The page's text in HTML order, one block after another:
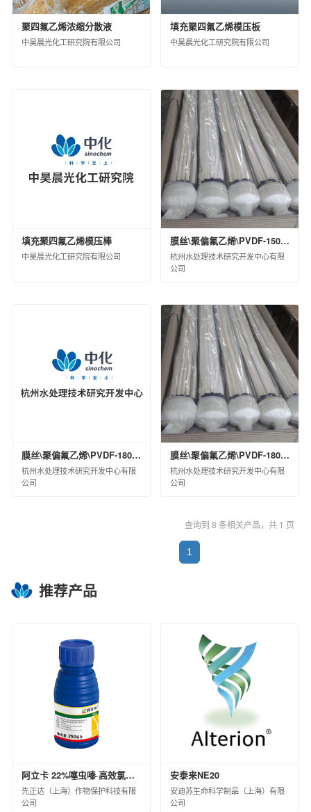
德州实华泰安分公司
昊华宇航化工有限责任公司
黑龙江昊华化工有限公司
中国蓝星哈尔滨石化有限公司
海洋化工研究院有限公司
西南化工研究设计院有限公司
锦西化工研究院有限公司
中国化工集团曙光橡胶工业研究设计院有限
山纳合成橡胶有限责任公司
广西蓝星大华化工有限责任公司
北京市碳纤维工程技术研究中心
兰州蓝星纤维有限公司
中国化工株洲橡胶研究设计院有限公司
沈阳橡胶研究设计院有限公司
中昊（大连）化工研究设计院有限公司
广州合成材料研究院有限公司
昊华骏化集团有限公司
中化塑料有限公司
中蓝国际化工有限公司
淮安骏盛新能源科技有限公司
中化医药有限公司
中化石化销售有限公司
中化石油销售有限公司
中昊黑元化工研究设计院有限公司
安道麦（北京）农业技术有限公司
扬州中化化雨环保有限公司
北京蓝星清洗有限公司
中化环境水务（北京）有限公司
兰州蓝星清洗有限公司
宿迁化雨环保有限公司
沈阳中化化成环保科技有限公司
中化环信环境工程（上海）有限公司
中化环境科技工程有限公司
中化环境大气治理股份有限公司
聚四氟乙烯浓缩分散液
中昊晨光化工研究院有限公司
填充聚四氟乙烯模压板
中昊晨光化工研究院有限公司
填充聚四氟乙烯模压棒
中昊晨光化工研究院有限公司
膜丝\聚偏氟乙烯\PVDF-1508\国产
杭州水处理技术研究开发中心有限
公司
膜丝\聚偏氟乙烯\PVDF-1808Ⅱ\国产
杭州水处理技术研究开发中心有限
公司
膜丝\聚偏氟乙烯\PVDF-1808\国产
杭州水处理技术研究开发中心有限
公司
查询到 8 条相关产品，共 1 页
1
推荐产品
阿立卡 22%噻虫嗪·高效氯氟氰菊酯微囊悬浮-悬浮剂 8×60×10ML(白标)
先正达（上海）作物保护科技有限
公司
安泰来NE20
安迪苏生命科学制品（上海）有限
公司